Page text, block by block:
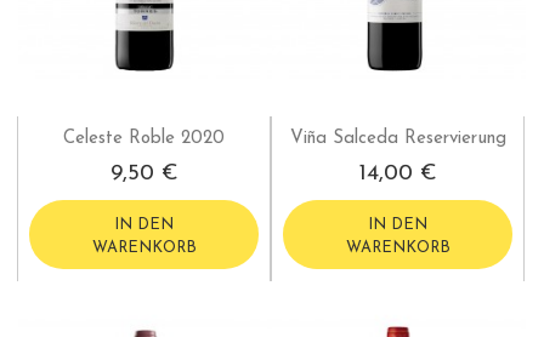
Celeste Roble 2020
9,50 €
IN DEN
WARENKORB
Viña Salceda Reservierung
14,00 €
IN DEN
WARENKORB